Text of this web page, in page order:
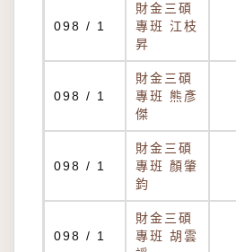
098 / 1
財金三碩
專班 江枝
昇
098 / 1
財金三碩
專班 熊彥
傑
098 / 1
財金三碩
專班 顏肇
鈞
098 / 1
財金三碩
專班 胡雲